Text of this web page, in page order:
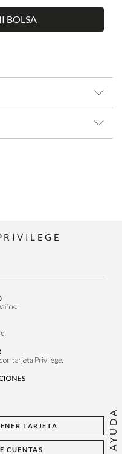
AYUDA
BOLSA
TARJETA
CUENTAS